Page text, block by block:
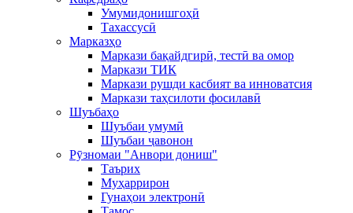
Умумидонишгоҳӣ
Тахассусӣ
Марказҳо
Маркази бақайдгирӣ, тестӣ ва омор
Маркази ТИК
Маркази рушди касбият ва инноватсия
Маркази таҳсилоти фосилавӣ
Шуъбаҳо
Шуъбаи умумӣ
Шуъбаи ҷавонон
Рӯзномаи "Анвори дониш"
Таърих
Муҳаррирон
Гунаҳои электронӣ